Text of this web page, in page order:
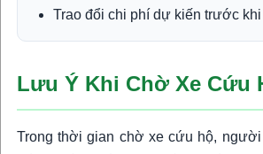
Trao đổi chi phí dự kiến trước
Lưu Ý Khi Chờ Xe Cứu
Trong thời gian chờ xe cứu hộ,